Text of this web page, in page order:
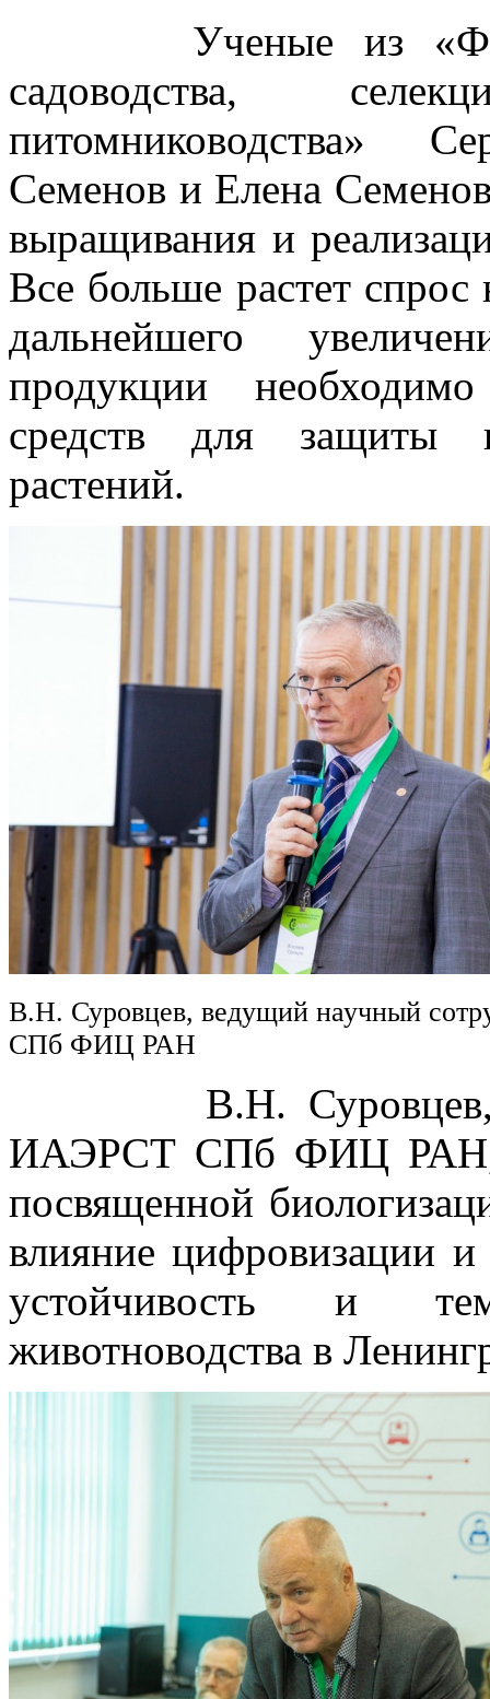
Ученые из
садоводства,
питомниководства»
Семенов и Елена
выращивания и
Все больше растет
дальнейшего
продукции
средств для защиты
растений.
В.Н. Суровцев, ведущий научный
СПб ФИЦ РАН
В.Н. Суровцев,
ИАЭРСТ СПб ФИЦ РАН,
посвященной
влияние цифровизации и
устойчивость и
животноводства в